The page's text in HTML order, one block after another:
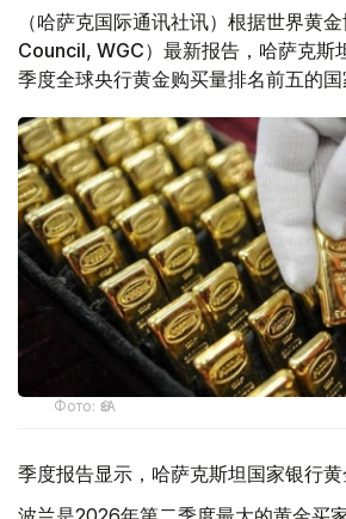
（哈萨克国际通讯社讯）根据世界黄
Council, WGC）最新报告，哈萨克斯
季度全球央行黄金购买量排名前五的国
Фото: ӨзА
季度报告显示，哈萨克斯坦国家银行黄